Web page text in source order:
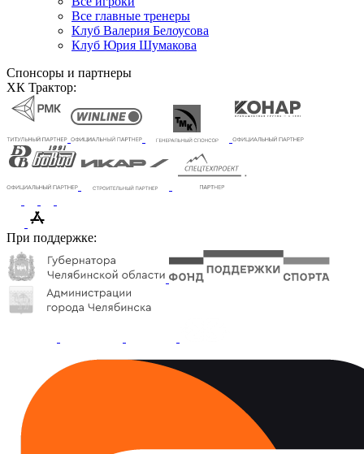
Все главные тренеры
Клуб Валерия Белоусова
Клуб Юрия Шумакова
Спонсоры и партнеры
ХК Трактор:
При поддержке: